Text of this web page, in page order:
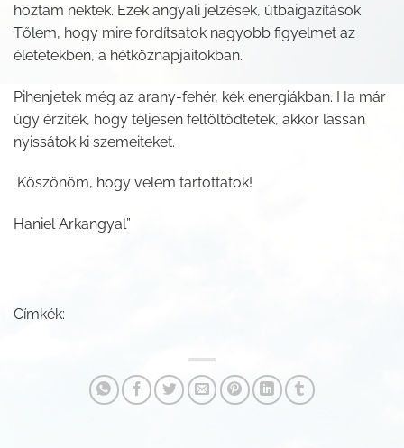
hoztam nektek. Ezek angyali jelzések, útbaigazítások
Tőlem, hogy mire fordítsatok nagyobb figyelmet az
életetekben, a hétköznapjaitokban.
Pihenjetek még az arany-fehér, kék energiákban. Ha már
úgy érzitek, hogy teljesen feltöltődtetek, akkor lassan
nyissátok ki szemeiteket.
Köszönöm, hogy velem tartottatok!
Haniel Arkangyal”
Címkék: